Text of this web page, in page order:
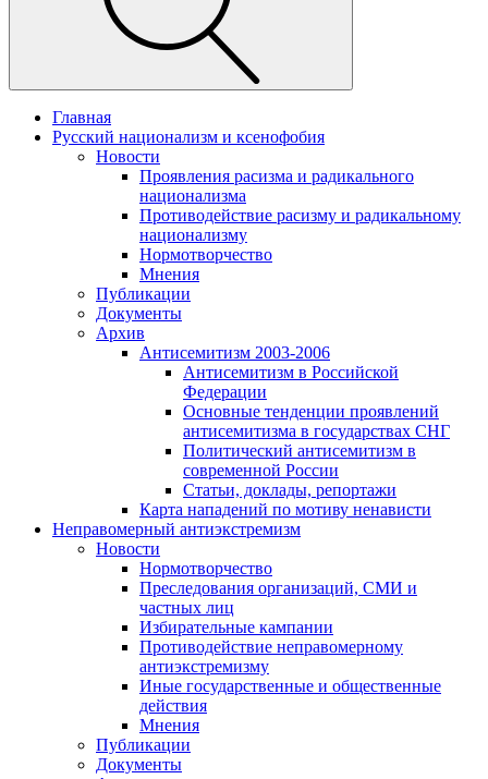
Главная
Русский национализм и ксенофобия
Новости
Проявления расизма и радикального
национализма
Противодействие расизму и радикальному
национализму
Нормотворчество
Мнения
Публикации
Документы
Архив
Антисемитизм 2003-2006
Антисемитизм в Российской
Федерации
Основные тенденции проявлений
антисемитизма в государствах СНГ
Политический антисемитизм в
современной России
Статьи, доклады, репортажи
Карта нападений по мотиву ненависти
Неправомерный антиэкстремизм
Новости
Нормотворчество
Преследования организаций, СМИ и
частных лиц
Избирательные кампании
Противодействие неправомерному
антиэкстремизму
Иные государственные и общественные
действия
Мнения
Публикации
Документы